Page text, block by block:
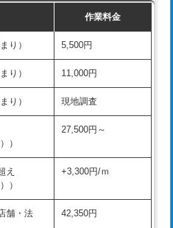
戻し作
11,000円~
まで） 55,000円
事/3ｍ超
+11,000円
66,000円
まで）
ップ
22,000円+材料費
16,500円
作業料金
り） 5,500円
り） 11,000円
り） 現地調査
）
27,500円～
え
）
+3,300円/ｍ
舗・法
42,350円